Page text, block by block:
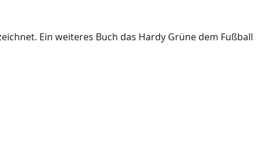
Ein weiteres Buch das Hardy Grüne dem Fußball